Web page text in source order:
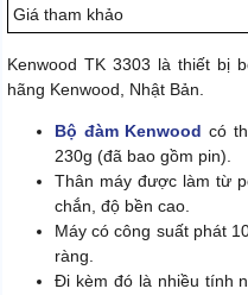
Giá tham khảo
Kenwood TK 3303 là thiết bị
hãng Kenwood, Nhật Bản.
Bộ đàm Kenwood có
230g (đã bao gồm pin).
Thân máy được làm từ
chắn, độ bền cao.
Máy có công suất phát
ràng.
Đi kèm đó là nhiều tính